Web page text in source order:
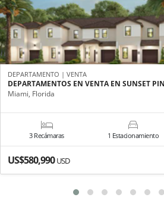
DEPARTAMENTO | VENTA
DEPARTAMENTOS EN VENTA EN SUNSET
Miami, Florida
3 Recámaras 1 Estacionamiento
US$580,990USD